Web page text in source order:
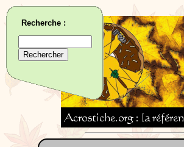
Recherche :